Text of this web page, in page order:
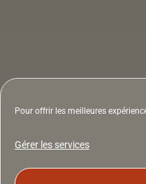
Pour offrir les meilleures
Gérer les services